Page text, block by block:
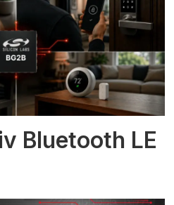
Bluetooth LE